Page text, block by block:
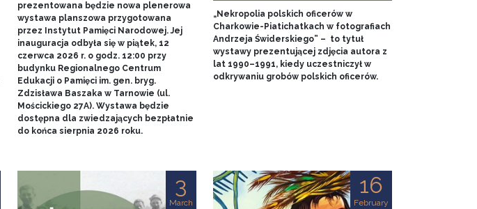
prezentowana będzie nowa plenerowa
wystawa planszowa przygotowana
przez Instytut Pamięci Narodowej. Jej
inauguracja odbyła się w piątek, 12
czerwca 2026 r. o godz. 12:00 przy
budynku Regionalnego Centrum
Edukacji o Pamięci im. gen. bryg.
Zdzisława Baszaka w Tarnowie (ul.
Mościckiego 27A). Wystawa będzie
dostępna dla zwiedzających bezpłatnie
do końca sierpnia 2026 roku.
„Nekropolia polskich oficerów w
Charkowie-Piatichatkach w fotografiach
Andrzeja Świderskiego” – to tytuł
wystawy prezentującej zdjęcia autora z
lat 1990–1991, kiedy uczestniczył w
odkrywaniu grobów polskich oficerów.
3
March
16
February